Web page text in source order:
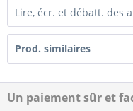
Lire, écr. et débatt. des
Prod. similaires
Un paiement sûr et